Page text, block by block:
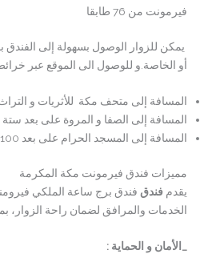
فيرمونت من 76 طابقا
يمكن للزوار الوصول بسهولة إلى الفندق
أو الخاصة.و للوصول الى الموقع عبر
المسافة إلى متحف مكة للأثريات و
المسافة إلى الصفا و المروة على بعد ستة
المسافة إلى المسجد الحرام على بعد 100 متر فقط
مميزات فندق فيرمونت مكة المكرمة
يقدمفندق فندق برج ساعة الملكي
الخدمات والمرافق لضمان راحة الزوار،
الأمان و الحماية :